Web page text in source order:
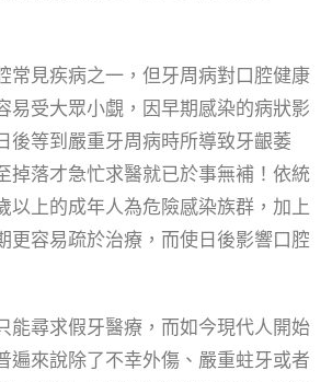
常見疾病之一，但牙周病對口腔健康
易受大眾小覷，因早期感染的病狀影
後等到嚴重牙周病時所導致牙齦萎
掉落才急忙求醫就已於事無補！依統
以上的成年人為危險感染族群，加上
更容易疏於治療，而使日後影響口腔
能尋求假牙醫療，而如今現代人開始
遍來說除了不幸外傷、嚴重蛀牙或者